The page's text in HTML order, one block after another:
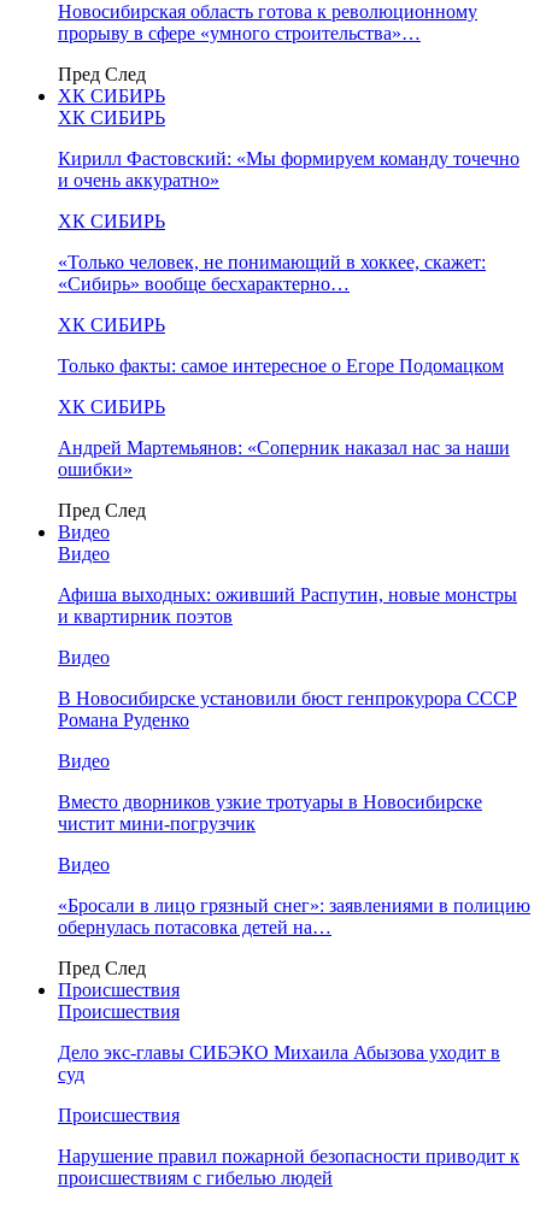
Новосибирская область готова к революционному
прорыву в сфере «умного строительства»…
Пред След
ХК СИБИРЬ
ХК СИБИРЬ
Кирилл Фастовский: «Мы формируем команду точечно
и очень аккуратно»
ХК СИБИРЬ
«Только человек, не понимающий в хоккее, скажет:
«Сибирь» вообще бесхарактерно…
ХК СИБИРЬ
Только факты: самое интересное о Егоре Подомацком
ХК СИБИРЬ
Андрей Мартемьянов: «Соперник наказал нас за наши
ошибки»
Пред След
Видео
Видео
Афиша выходных: оживший Распутин, новые монстры
и квартирник поэтов
Видео
В Новосибирске установили бюст генпрокурора СССР
Романа Руденко
Видео
Вместо дворников узкие тротуары в Новосибирске
чистит мини-погрузчик
Видео
«Бросали в лицо грязный снег»: заявлениями в полицию
обернулась потасовка детей на…
Пред След
Происшествия
Происшествия
Дело экс-главы СИБЭКО Михаила Абызова уходит в
суд
Происшествия
Нарушение правил пожарной безопасности приводит к
происшествиям с гибелью людей